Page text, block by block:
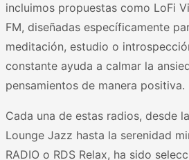
incluimos propuestas como LoFi
FM, diseñadas específicamente
meditación, estudio o
constante ayuda a calmar la
pensamientos de manera positiva.
Cada una de estas radios, desde
Lounge Jazz hasta la serenidad
RADIO o RDS Relax, ha sido